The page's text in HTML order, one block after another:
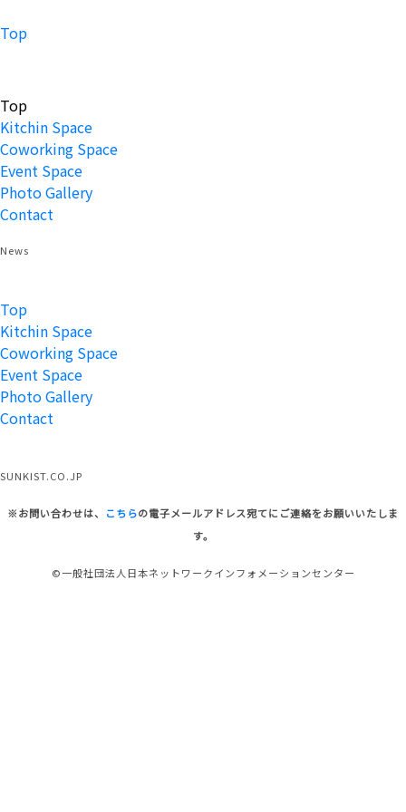
Top
Top
Kitchin Space
Coworking Space
Event Space
Photo Gallery
Contact
News
Top
Kitchin Space
Coworking Space
Event Space
Photo Gallery
Contact
SUNKIST.CO.JP
※お問い合わせは、 こちらの電子メールアドレス宛てにご連絡をお願いいたしま
す。
©一般社団法人日本ネットワークインフォメーションセンター